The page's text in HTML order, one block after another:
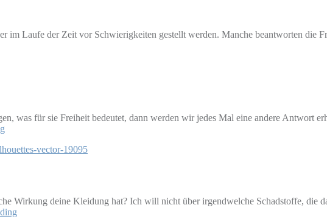
im Laufe der Zeit vor Schwierigkeiten gestellt werden. Manche beantworten die
was für sie Freiheit bedeutet, dann werden wir jedes Mal eine andere Antwort
Wirkung deine Kleidung hat? Ich will nicht über irgendwelche Schadstoffe, die